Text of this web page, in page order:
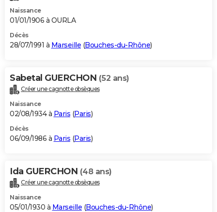
Naissance
01/01/1906 à OURLA
Décès
28/07/1991 à Marseille (Bouches-du-Rhône)
Sabetal GUERCHON (52 ans)
Créer une cagnotte obsèques
Naissance
02/08/1934 à Paris (Paris)
Décès
06/09/1986 à Paris (Paris)
Ida GUERCHON (48 ans)
Créer une cagnotte obsèques
Naissance
05/01/1930 à Marseille (Bouches-du-Rhône)